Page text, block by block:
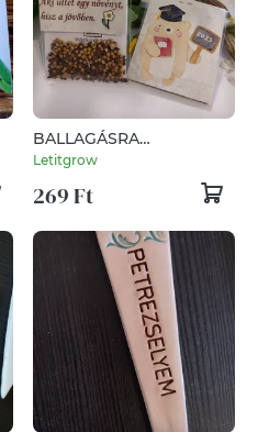
BALLAGÁSRA
virágmagos
csomagocska
Letitgrow
269 Ft